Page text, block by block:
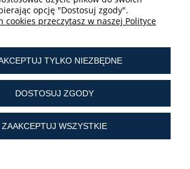
tel.:+ 48 603 190 513
tel.:+ 48 41 361 25 21
mail:sklep@liturgiczny.pl
opcję "Dostosuj zgody".
cookies przeczytasz w naszej Polityce
TYLKO NIEZBĘDNE
DOSTOSUJ ZGODY
ZAAKCEPTUJ WSZYSTKIE